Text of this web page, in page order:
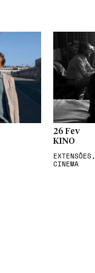
26 Fev
KINO
EXTENSÕES,
CINEMA